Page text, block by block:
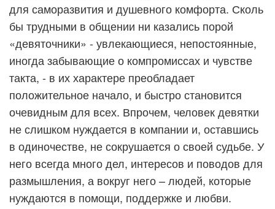
для саморазвития и душевного комфорта. Сколь
бы трудными в общении ни казались порой
«девяточники» - увлекающиеся, непостоянные,
иногда забывающие о компромиссах и чувстве
такта, - в их характере преобладает
положительное начало, и быстро становится
очевидным для всех. Впрочем, человек девятки
не слишком нуждается в компании и, оставшись
в одиночестве, не сокрушается о своей судьбе. У
него всегда много дел, интересов и поводов для
размышления, а вокруг него – людей, которые
нуждаются в помощи, поддержке и любви.